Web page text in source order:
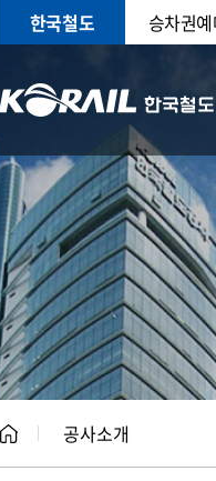
한국철도 승차권예
CEO
공사소개